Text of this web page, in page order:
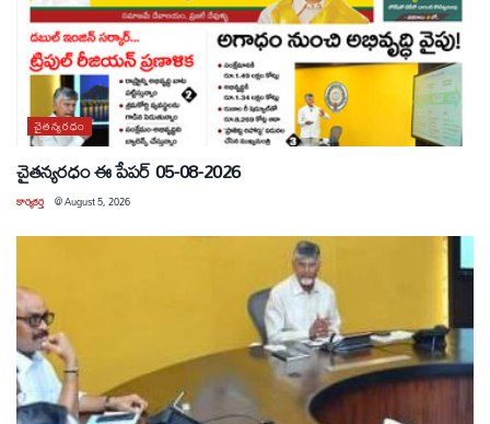
చైతన్యరధం
చైతన్యరధం ఈ పేపర్ 05-08-2026
కార్యకర్త @August 5, 2026